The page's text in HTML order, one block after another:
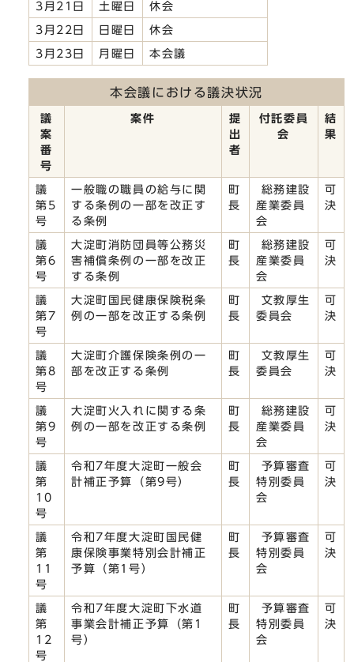
3月21日 土曜日 休会
3月22日 日曜日 休会
3月23日 月曜日 本会議
本会議における議決状況
議
案
番
号
案件
提
出
者
付託委員
会
結
果
議
第5
号
一般職の職員の給与に関
する条例の一部を改正す
る条例
町
長
総務建設
産業委員
会
可
決
議
第6
号
大淀町消防団員等公務災
害補償条例の一部を改正
する条例
町
長
総務建設
産業委員
会
可
決
議
第7
号
大淀町国民健康保険税条
例の一部を改正する条例
町
長
文教厚生
委員会
可
決
議
第8
号
大淀町介護保険条例の一
部を改正する条例
町
長
文教厚生
委員会
可
決
議
第9
号
大淀町火入れに関する条
例の一部を改正する条例
町
長
総務建設
産業委員
会
可
決
議
第
10
号
令和7年度大淀町一般会
計補正予算（第9号）
町
長
予算審査
特別委員
会
可
決
議
第
11
号
令和7年度大淀町国民健
康保険事業特別会計補正
予算（第1号）
町
長
予算審査
特別委員
会
可
決
議
第
12
号
令和7年度大淀町下水道
事業会計補正予算（第1
号）
町
長
予算審査
特別委員
会
可
決